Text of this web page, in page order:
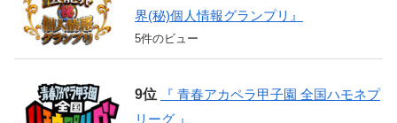
界(秘)個人情報グランプリ』
5件のビュー
『 青春アカペラ甲子園 全国ハモネプ
リーグ 』